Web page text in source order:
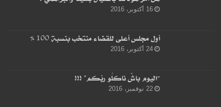
16 أكتوبر، 2016
أول مجلس أعلى للقضاء منتخب بنسبة 100 %
24 أكتوبر، 2016
“اليوم باشْ ناكلُو ربّكم” !!!
22 نوفمبر، 2016